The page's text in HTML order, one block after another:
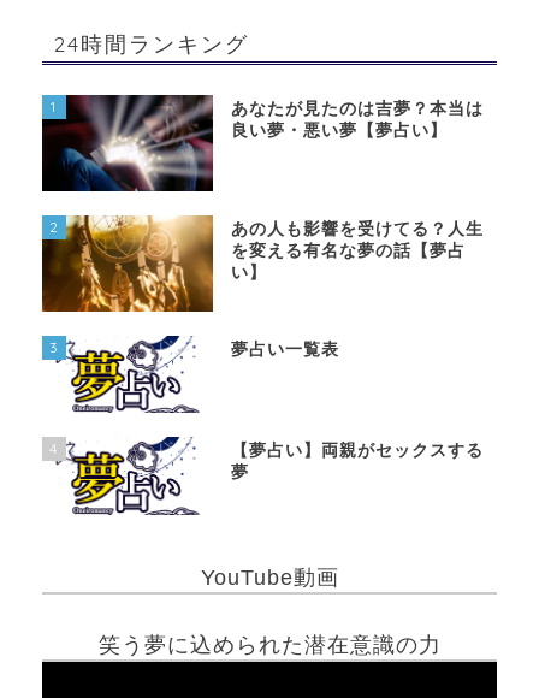
24時間ランキング
1
あなたが見たのは吉夢？本当は
良い夢・悪い夢【夢占い】
2
あの人も影響を受けてる？人生
を変える有名な夢の話【夢占
い】
3 夢占い一覧表
4
【夢占い】両親がセックスする
夢
YouTube動画
笑う夢に込められた潜在意識の力